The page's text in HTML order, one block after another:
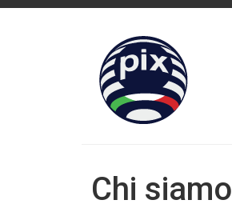
Chi siamo